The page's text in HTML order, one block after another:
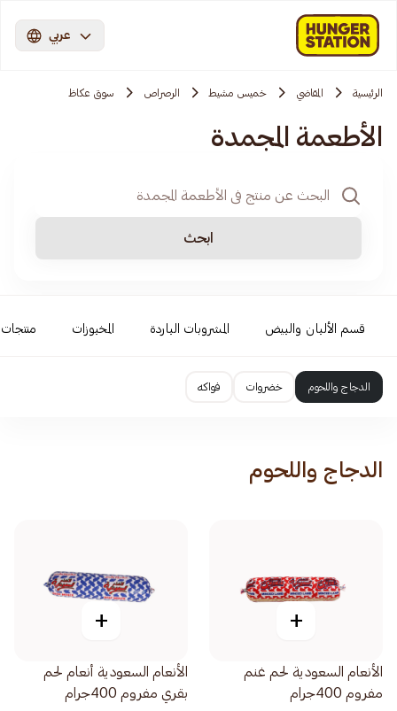
عربي
الرئيسية المقاضي خميس مشيط الرصراص سوق عكاظ
الأطعمة المجمدة
ابحث
قسم الألبان والبيض المشروبات الباردة المخبوزات منتجات
الدجاج واللحوم خضروات فواكه
الدجاج واللحوم
+
الأنعام السعودية لحم غنم
مفروم 400جرام
+
الأنعام السعودية أنعام لحم
بقري مفروم 400جرام